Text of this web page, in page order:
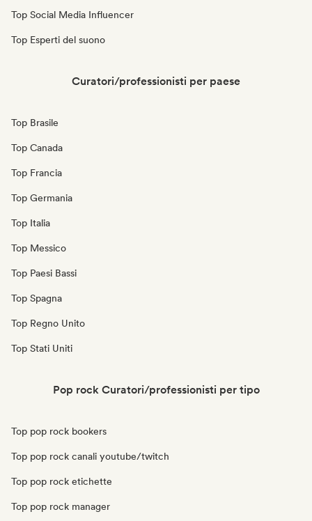
Top Social Media Influencer
Top Esperti del suono
Curatori/professionisti per paese
Top Brasile
Top Canada
Top Francia
Top Germania
Top Italia
Top Messico
Top Paesi Bassi
Top Spagna
Top Regno Unito
Top Stati Uniti
Pop rock Curatori/professionisti per tipo
Top pop rock bookers
Top pop rock canali youtube/twitch
Top pop rock etichette
Top pop rock manager